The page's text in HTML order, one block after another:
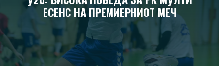
ЕСЕНС НА ПРЕМИЕРНИОТ МЕЧ